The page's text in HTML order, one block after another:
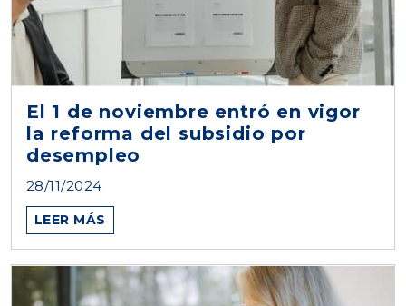
El 1 de noviembre entró en vigor
la reforma del subsidio por
desempleo
28/11/2024
LEER MÁS